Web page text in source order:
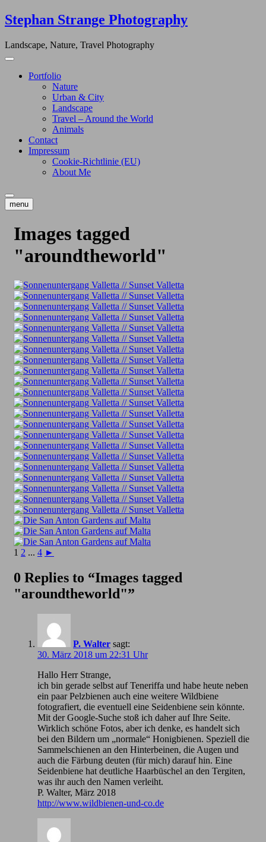
Skip
to
Stephan Strange Photography
Landscape, Nature, Travel Photography
Portfolio
Nature
Urban & City
Landscape
Travel – Around the World
Animals
Contact
Impressum
Cookie-Richtlinie (EU)
About Me
menu
Images tagged
"aroundtheworld"
1 2 ... 4 ►
0 Replies to “Images tagged
"aroundtheworld"”
P. Walter sagt:
30. März 2018 um 22:31 Uhr
Hallo Herr Strange,
ich bin gerade selbst auf Teneriffa und habe heute neben
ein paar Pelzbienen auch eine weitere Wildbiene
fotografiert, die eventuell eine Seidenbiene sein könnte.
Mit der Google-Suche stoß ich daher auf Ihre Seite.
Wirklich schöne Fotos, aber ich denke, es handelt sich
bei den Bildern um „normale“ Honigbienen. Speziell die
Sammelschienen an den Hinterbeinen, die Augen und
auch die Färbung deuten (für mich) darauf hin. Eine
Seidenbiene hat deutliche Haarbüschel an den Tergiten,
was ihr auch den Namen verleiht.
P. Walter, März 2018
http://www.wildbienen-und-co.de